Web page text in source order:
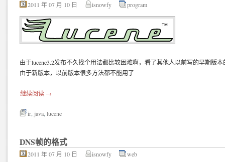
2011 年 07 月 10 日 isnowfy program
由于lucene3.2发布不久找个用法都比较困难啊，看了其他人以前写的早期版
由于新版本，以前版本很多方法都不能用了
继续阅读 →
ir java lucene
DNS帧的格式
2011 年 07 月 10 日 isnowfy web